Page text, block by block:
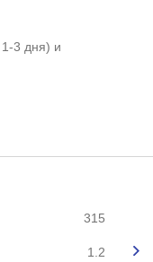
, 1-3 дня) и
315
1.2